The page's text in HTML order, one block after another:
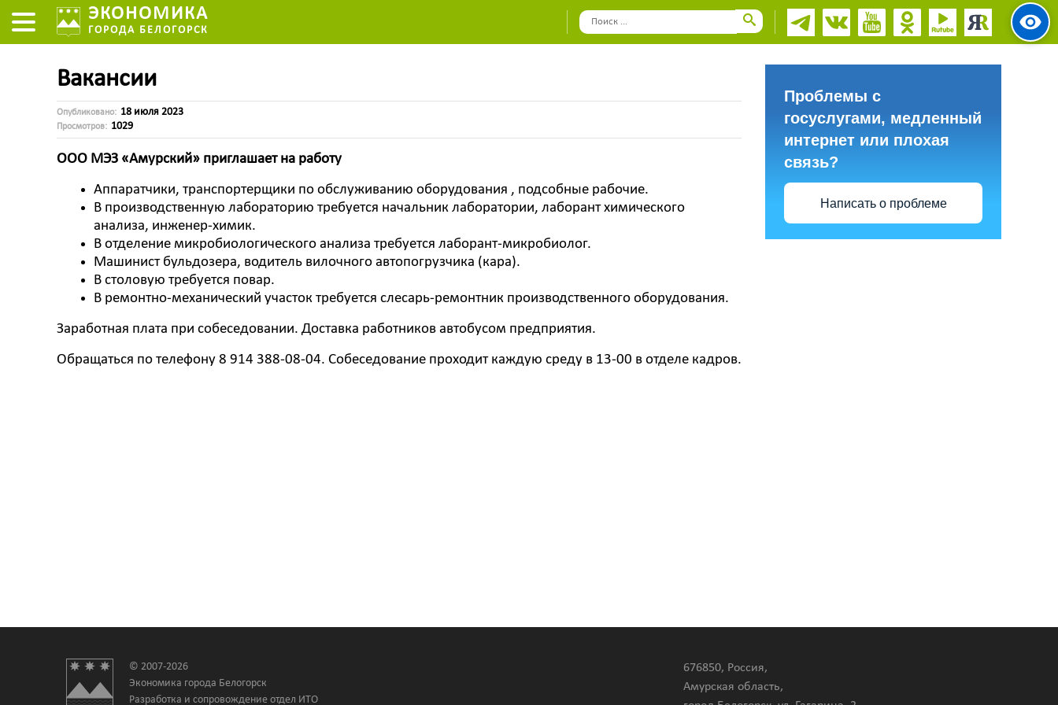
ЭКОНОМИКА
ГОРОДА БЕЛОГОРСК
Вакансии
Опубликовано: 18 июля 2023
Просмотров: 1029
ООО МЭЗ «Амурский» приглашает на работу
Аппаратчики, транспортерщики по обслуживанию оборудования , подсобные рабочие.
В производственную лабораторию требуется начальник лаборатории, лаборант химического
анализа, инженер-химик.
В отделение микробиологического анализа требуется лаборант-микробиолог.
Машинист бульдозера, водитель вилочного автопогрузчика (кара).
В столовую требуется повар.
В ремонтно-механический участок требуется слесарь-ремонтник производственного оборудования.
Заработная плата при собеседовании. Доставка работников автобусом предприятия.
Обращаться по телефону 8 914 388-08-04. Собеседование проходит каждую среду в 13-00 в отделе кадров.
Проблемы с
госуслугами, медленный
интернет или плохая
связь?
Написать о проблеме
© 2007-2026
Экономика города Белогорск
Разработка и сопровождение отдел ИТО
676850, Россия,
Амурская область,